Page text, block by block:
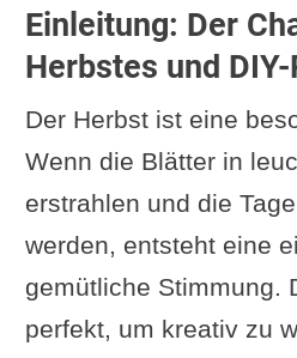
Ideen und
Materialien
Anleitung für
Kerzenhalter
Vorteile
Kritische
Video:
Brennholz
Einleitung: Der
Herbstes und
Der Herbst ist eine
Wenn die Blätter in
erstrahlen und die
werden, entsteht eine
gemütliche Stimmung.
perfekt, um kreativ zu